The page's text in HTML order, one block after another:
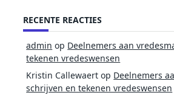
RECENTE REACTIES
admin op Deelnemers aan
tekenen vredeswensen
Kristin Callewaert op Deelnemers
schrijven en tekenen vredeswensen